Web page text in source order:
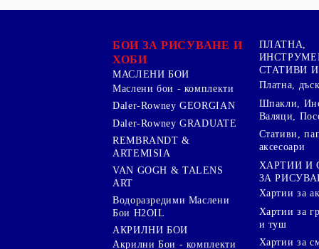
БОИ ЗА РИСУВАНЕ И
ХОБИ
МАСЛЕНИ БОИ
Маслени бои - комплекти
Daler-Rowney GEORGIAN
Daler-Rowney GRADUATE
REMBRANDT &
ARTEMISIA
VAN GOGH & TALENS
ART
Водоразредими Маслени
Бои H2OIL
АКРИЛНИ БОИ
Акрилни Бои - комплекти
ПЛАТНА,
СТАТИВИ
Платна,
Шпакли,
Валяци,
Стативи,
аксесоари
ХАРТИИ И
ЗА
Хартии за
Хартии за
и туш
Хартии за